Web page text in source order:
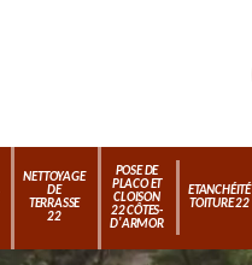
NETTOYAGE
DE
TERRASSE
22
POSE DE
PLACO ET
CLOISON
22 CÔTES-
D'ARMOR
ETANCHÉITÉ
TOITURE 22